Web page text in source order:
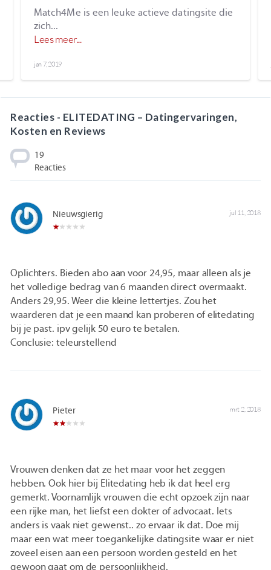
jan 7, 2019
Match4Me is een leuke actieve datingsite die
zich...
Lees meer...
Reacties - ELITEDATING – Datingervaringen,
Kosten en Reviews
19
Reacties
Nieuwsgierig jul 11, 2018
Oplichters. Bieden abo aan voor 24,95, maar alleen als je
het volledige bedrag van 6 maanden direct overmaakt.
Anders 29,95. Weer die kleine lettertjes. Zou het
waarderen dat je een maand kan proberen of elitedating
bij je past. ipv gelijk 50 euro te betalen.
Conclusie: teleurstellend
Pieter mrt 2, 2018
Vrouwen denken dat ze het maar voor het zeggen
hebben. Ook hier bij Elitedating heb ik dat heel erg
gemerkt. Voornamlijk vrouwen die echt opzoek zijn naar
een rijke man, het liefst een dokter of advocaat. Iets
anders is vaak niet gewenst.. zo ervaar ik dat. Doe mij
maar een wat meer toegankelijke datingsite waar er niet
zoveel eisen aan een persoon worden gesteld en het
gewoon gaat om de persoonlijkheid.